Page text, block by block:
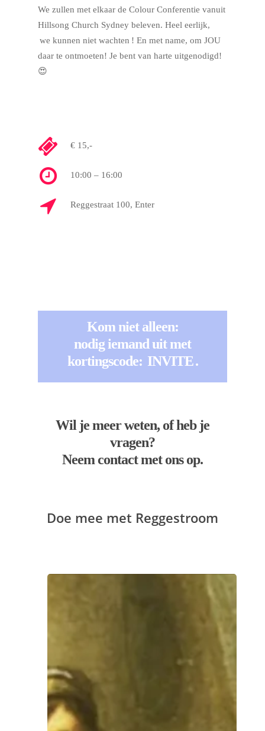
We zullen met elkaar de Colour Conferentie vanuit
Hillsong Church Sydney beleven. Heel eerlijk,
we kunnen niet wachten ! En met name, om JOU
daar te ontmoeten! Je bent van harte uitgenodigd!
😍
€ 15,-
10:00 – 16:00
Reggestraat 100, Enter
Kom niet alleen:
nodig iemand uit met
kortingscode: INVITE.
Wil je meer weten, of heb je
vragen?
Neem contact met ons op.
Doe mee met Reggestroom